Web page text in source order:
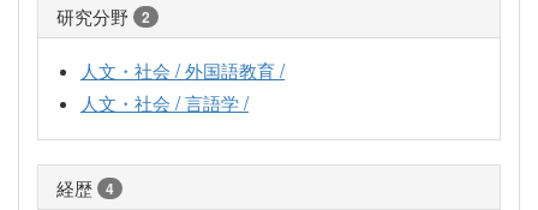
研究分野 2
人文・社会 / 外国語教育 /
人文・社会 / 言語学 /
経歴 4